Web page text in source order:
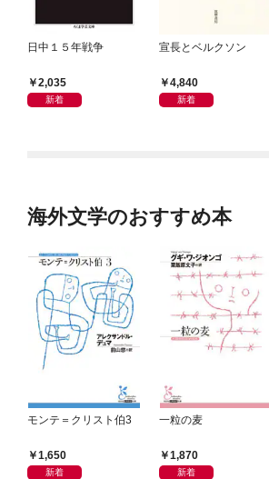
日中１５年戦争
2,035
新着
宣長とベルクソン
4,840
新着
海外文学のおすすめ本
モンテ＝クリスト伯3
1,650
新着
一粒の麦
1,870
新着